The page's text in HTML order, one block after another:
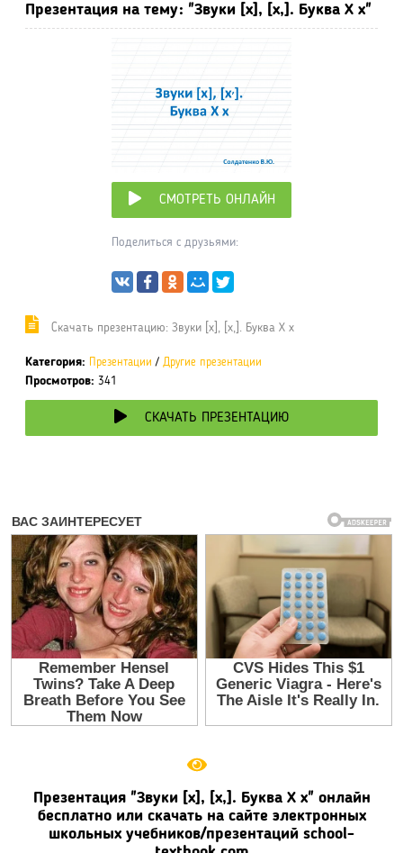
Презентация на тему: "Звуки [х], [х,]. Буква Х х"
СМОТРЕТЬ ОНЛАЙН
Поделиться с друзьями:
Cкачать презентацию: Звуки [х], [х,]. Буква Х х
Категория: Презентации / Другие презентации
Просмотров: 341
СКАЧАТЬ ПРЕЗЕНТАЦИЮ
Презентация "Звуки [х], [х,]. Буква Х х" онлайн
бесплатно или скачать на сайте электронных
школьных учебников/презентаций school-